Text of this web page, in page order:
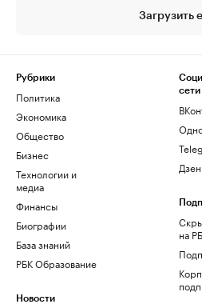
Загрузить
Рубрики
Политика
Экономика
Общество
Бизнес
Технологии и
медиа
Финансы
Биографии
База знаний
РБК Образование
Новости
сети
Дзен
на